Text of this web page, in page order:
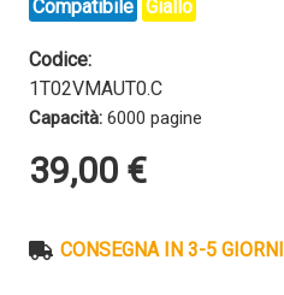
Compatibile Giallo
Codice:
1T02VMAUT0.C
Capacità: 6000 pagine
39,00 €
CONSEGNA IN 3-5 GIORNI